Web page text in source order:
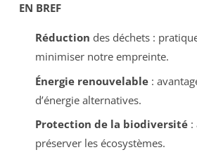
EN BREF
Réduction des déchets :
minimiser notre empreinte.
Énergie renouvelable:
d’énergie alternatives.
Protection de la biodiversité:
préserver les écosystèmes.